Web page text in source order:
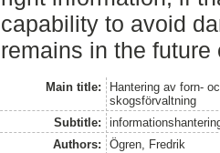
capability to avoid
remains in the future
Main title:
Hantering av forn-
skogsförvaltning
Subtitle:
Authors:
Ögren, Fredrik